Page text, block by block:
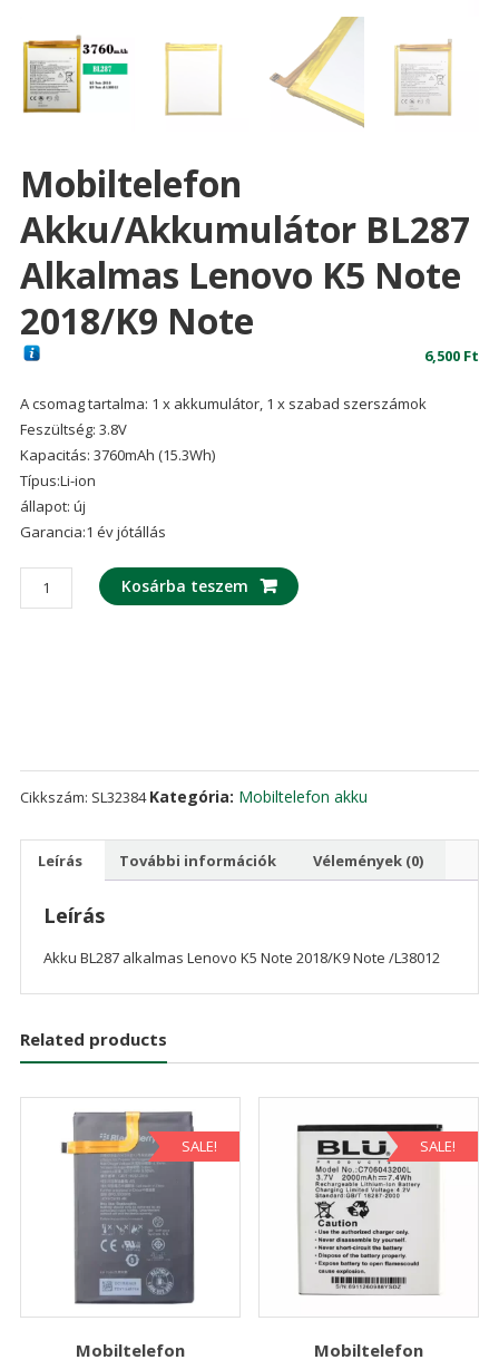
Mobiltelefon
Akku/akkumulátor BL287
Alkalmas Lenovo K5 Note
2018/K9 Note
6,500 Ft
A csomag tartalma: 1 x akkumulátor, 1 x szabad szerszámok
Feszültség: 3.8V
Kapacitás: 3760mAh (15.3Wh)
Típus:Li-ion
állapot: új
Garancia:1 év jótállás
Mobiltelefon
akku/akkumulátor
mennyiség
Kosárba teszem
Cikkszám: SL32384 Kategória: Mobiltelefon akku
Leírás További információk Vélemények (0)
Leírás
Akku BL287 alkalmas Lenovo K5 Note 2018/K9 Note /L38012
Related products
SALE!
Mobiltelefon
SALE!
Mobiltelefon